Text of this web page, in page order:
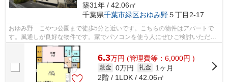
築31年 / 42.06㎡
千葉県千葉市緑区おゆみ野５丁目2-17
おゆみ野 こやつ公園まで徒歩5分と近いです。こちらの物件はアパートで
す。風通しが良好な物件です。家でパソコンを使う人にぜひご検討いただき
たいインターネット有り物件です。株式...
6.3万円 (管理費等：6,000円 )
敷金 0万円 礼金
1ヶ月
2階 / 1LDK / 42.06㎡